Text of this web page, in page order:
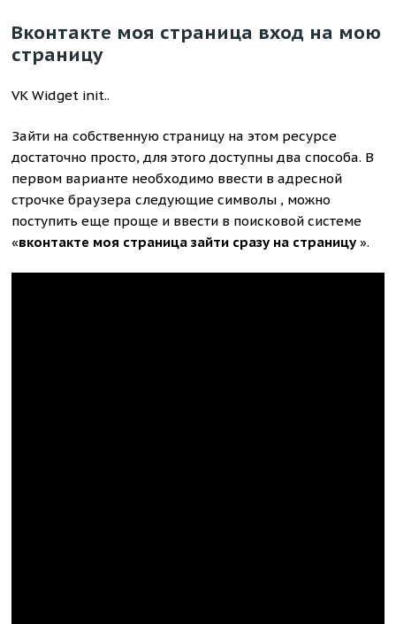
Вконтакте моя страница вход на мою
страницу
VK Widget init..
Зайти на собственную страницу на этом ресурсе
достаточно просто, для этого доступны два способа. В
первом варианте необходимо ввести в адресной
строчке браузера следующие символы , можно
поступить еще проще и ввести в поисковой системе
«вконтакте моя страница зайти сразу на страницу».